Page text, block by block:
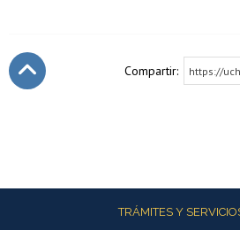
Compartir: https://
Más informaciónTRÁMITES Y